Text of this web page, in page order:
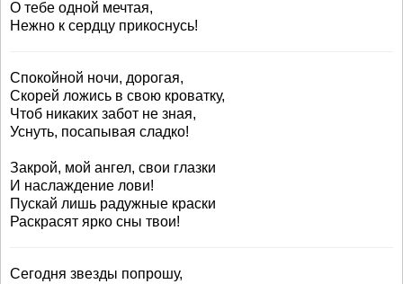
О тебе одной мечтая,
Нежно к сердцу прикоснусь!
Спокойной ночи, дорогая,
Скорей ложись в свою кроватку,
Чтоб никаких забот не зная,
Уснуть, посапывая сладко!
Закрой, мой ангел, свои глазки
И наслаждение лови!
Пускай лишь радужные краски
Раскрасят ярко сны твои!
Сегодня звезды попрошу,